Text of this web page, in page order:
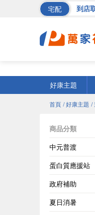
宅配 到店
好康主題
首頁 / 好康主題 /
商品分類
中元普渡
蛋白質應援站
政府補助
夏日消暑